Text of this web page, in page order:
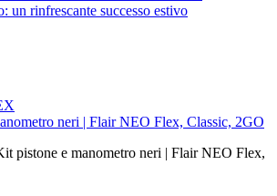
un rinfrescante successo estivo
neri | Flair NEO Flex, Classic, 2GO